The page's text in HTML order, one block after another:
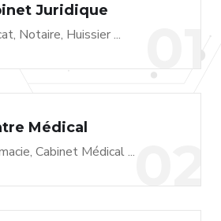
01
Juridique
Notaire, Huissier ...
Médical
Cabinet Médical ...